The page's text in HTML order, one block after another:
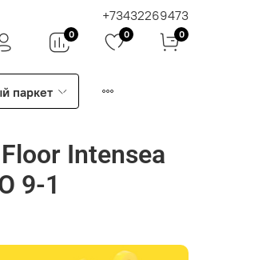
+73432269473
0 0 0
паркет
Intenseа
9-1